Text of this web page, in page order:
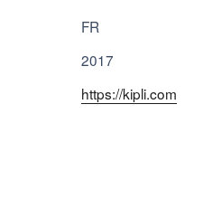
FR
2017
https://kipli.com